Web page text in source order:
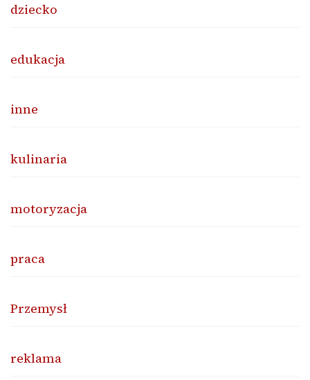
dziecko
edukacja
inne
kulinaria
motoryzacja
praca
Przemysł
reklama